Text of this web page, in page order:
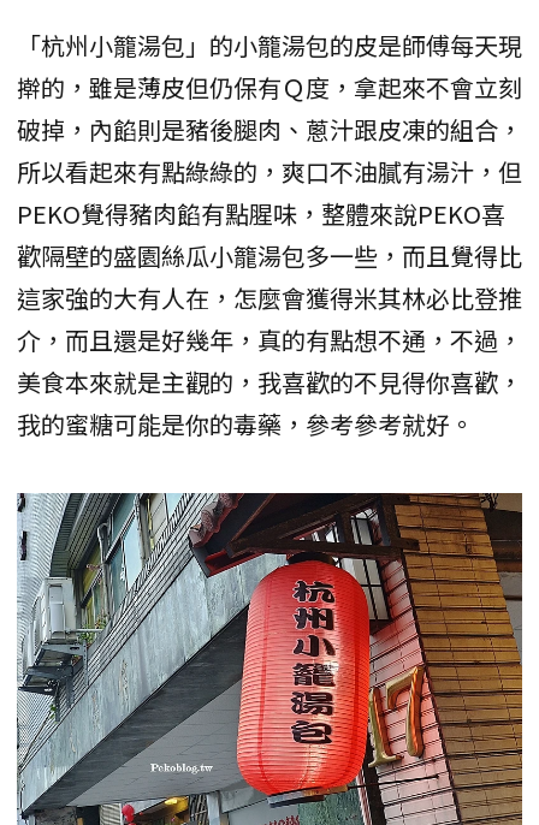
「杭州小籠湯包」的小籠湯包的皮是師傅每天現
擀的，雖是薄皮但仍保有Ｑ度，拿起來不會立刻
破掉，內餡則是豬後腿肉、蔥汁跟皮凍的組合，
所以看起來有點綠綠的，爽口不油膩有湯汁，但
PEKO覺得豬肉餡有點腥味，整體來說PEKO喜
歡隔壁的盛園絲瓜小籠湯包多一些，而且覺得比
這家強的大有人在，怎麼會獲得米其林必比登推
介，而且還是好幾年，真的有點想不通，不過，
美食本來就是主觀的，我喜歡的不見得你喜歡，
我的蜜糖可能是你的毒藥，參考參考就好。